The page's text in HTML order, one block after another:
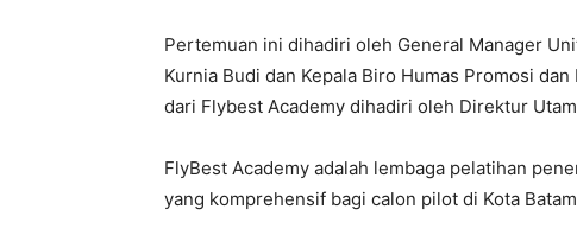
Pertemuan ini dihadiri oleh General Manager
Kurnia Budi dan Kepala Biro Humas Promosi
dari Flybest Academy dihadiri oleh Direktur
FlyBest Academy adalah lembaga pelatihan
yang komprehensif bagi calon pilot di Kota